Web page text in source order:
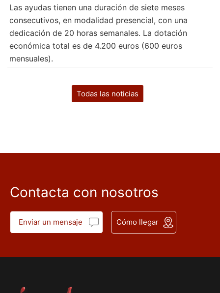
Las ayudas tienen una duración de siete meses
consecutivos, en modalidad presencial, con una
dedicación de 20 horas semanales. La dotación
económica total es de 4.200 euros (600 euros
mensuales).
Todas las noticias
Contacta con nosotros
Enviar un mensaje Cómo llegar